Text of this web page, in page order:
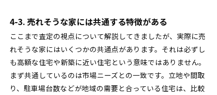
4-3. 売れそうな家には共通する特徴がある
ここまで査定の視点について解説してきましたが、実際に売
れそうな家にはいくつかの共通点があります。それは必ずし
も高額な住宅や新築に近い住宅という意味ではありません。
まず共通しているのは市場ニーズとの一致です。立地や間取
り、駐車場台数などが地域の需要と合っている住宅は、比較